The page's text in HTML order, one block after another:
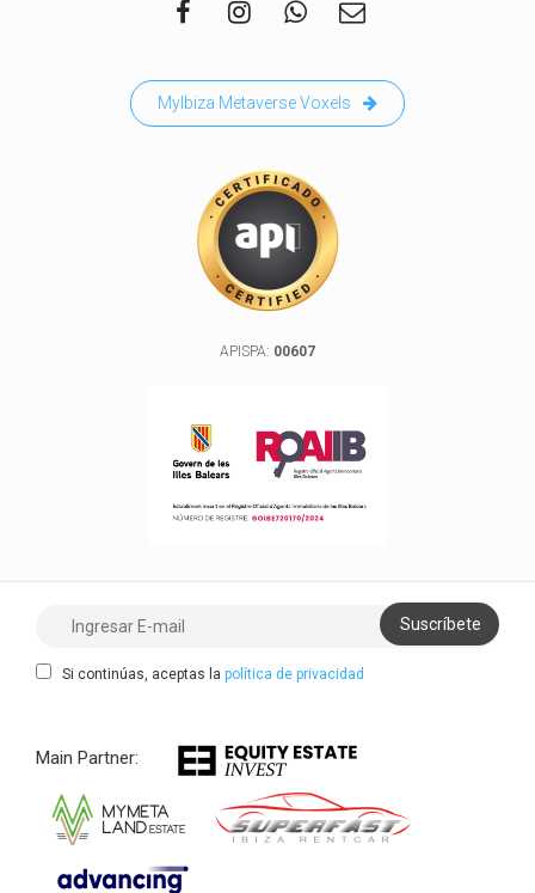
MyIbiza Metaverse Voxels
APISPA: 00607
Si continúas, aceptas la política de privacidad
Main Partner: